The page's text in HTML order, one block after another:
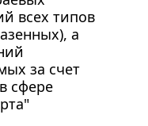
всех типов
а
за счет
сфере